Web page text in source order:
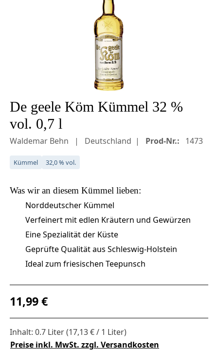
De geele Köm Kümmel 32 %
vol. 0,7 l
Waldemar Behn Deutschland Prod-Nr.: 1473
Kümmel 32,0 % vol.
Was wir an diesem Kümmel lieben:
Norddeutscher Kümmel
Verfeinert mit edlen Kräutern und Gewürzen
Eine Spezialität der Küste
Geprüfte Qualität aus Schleswig-Holstein
Ideal zum friesischen Teepunsch
Regulärer Preis:
11,99 €
Inhalt: 0.7 Liter(17,13 € / 1 Liter)
Preise inkl. MwSt. zzgl. Versandkosten